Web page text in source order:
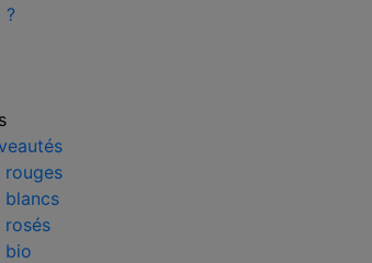
?
rouges
blancs
rosés
bio